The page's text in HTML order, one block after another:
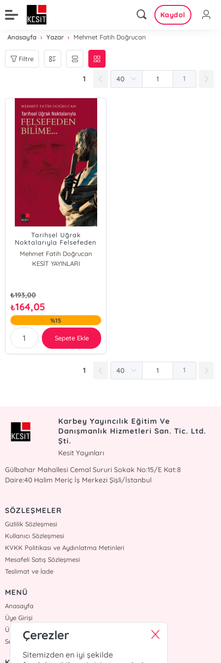
Kaydol
Anasayfa Yazar Mehmet Fatih Doğrucan
Filtre
1 1
Tarihsel Uğrak
Noktalarıyla Felsefeden
Bilime...
Mehmet Fatih Doğrucan
KESİT YAYINLARI
₺193,00
₺164,05
%15
Sepete Ekle
1 1
Karbey Yayıncılık Eğitim Ve
Danışmanlık Hizmetleri San. Tic. Ltd.
Şti.
Kesit Yayınları
Gülbahar Mahallesi Cemal Sururi Sokak No:15/E Kat:8
Daire:40 Halim Meriç İş Merkezi Şişli/İstanbul
SÖZLEŞMELER
Gizlilik Sözleşmesi
Kullanıcı Sözleşmesi
KVKK Politikası ve Aydınlatma Metinleri
Mesafeli Satış Sözleşmesi
Teslimat ve İade
MENÜ
Anasayfa
Üye Girişi
Üye Ol
SepetimÇerezler
Sitemizden en iyi şekilde